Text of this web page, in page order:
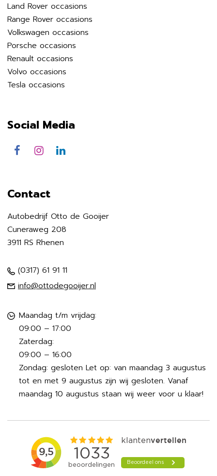
Land Rover occasions
Range Rover occasions
Volkswagen occasions
Porsche occasions
Renault occasions
Volvo occasions
Tesla occasions
Social Media
Contact
Autobedrijf Otto de Gooijer
Cuneraweg 208
3911 RS Rhenen
(0317) 61 91 11
info@ottodegooijer.nl
Maandag t/m vrijdag:
09:00 – 17:00
Zaterdag:
09:00 – 16:00
Zondag: gesloten Let op: van maandag 3 augustus
tot en met 9 augustus zijn wij gesloten. Vanaf
maandag 10 augustus staan wij weer voor u klaar!